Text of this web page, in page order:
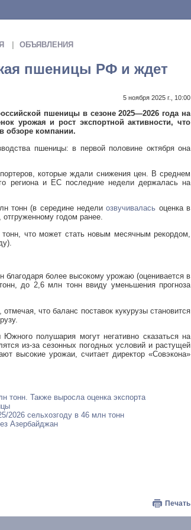
ОБЪЯВЛЕНИЯ
пшеницы РФ и ждет
5 ноября 2025 г., 10:00
пшеницы в сезоне 2025—2026 года на
урожая и рост экспортной активности, что
обзоре компании.
пшеницы: в первой половине октября она
которые ждали снижения цен. В среднем
региона и ЕС последние недели держалась на
тонн (в середине неделиозвучивалась оценка в
годом ранее.
что может стать новым месячным рекордом,
благодаря более высокому урожаю (оценивается в
до 2,6 млн тонн ввиду уменьшения прогноза
что баланс поставок кукурузы становится
полушария могут негативно сказаться на
из-за сезонных погодных условий и растущей
высокие урожаи, считает директор «Совэкона»
тонн. Также выросла оценка экспорта
2026 сельхозгоду в 46 млн тонн
Азербайджан
Печать